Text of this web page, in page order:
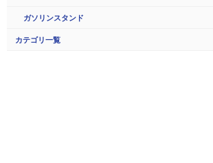
ガソリンスタンド
カテゴリ一覧